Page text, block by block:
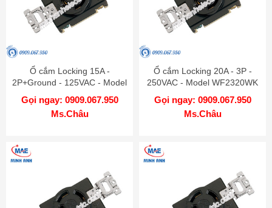
Ổ cắm Locking 15A -
2P+Ground - 125VAC - Model
WF2315WK
Gọi ngay: 0909.067.950
Ms.Châu
Ổ cắm Locking 20A - 3P -
250VAC - Model WF2320WK
Gọi ngay: 0909.067.950
Ms.Châu